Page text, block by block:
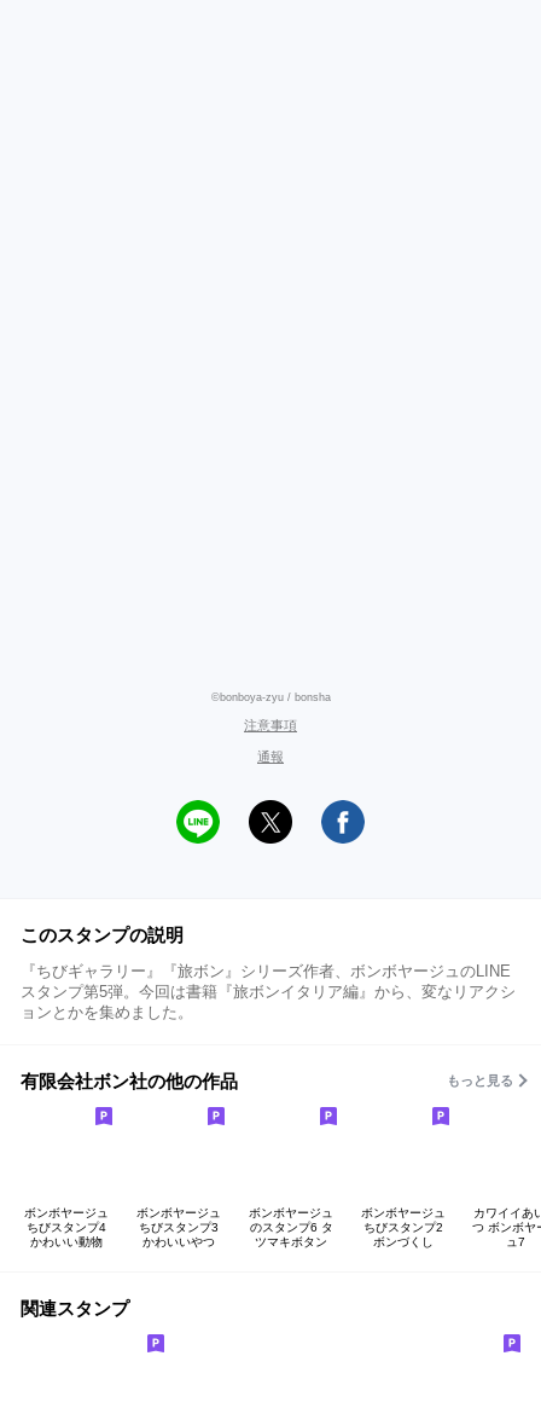
©bonboya-zyu / bonsha
注意事項
通報
このスタンプの説明
『ちびギャラリー』『旅ボン』シリーズ作者、ボンボヤージュのLINE
スタンプ第5弾。今回は書籍『旅ボンイタリア編』から、変なリアクシ
ョンとかを集めました。
有限会社ボン社の他の作品 もっと見る
ボンボヤージュ
ちびスタンプ4
かわいい動物
ボンボヤージュ
ちびスタンプ3
かわいいやつ
ボンボヤージュ
のスタンプ6 タ
ツマキボタン
ボンボヤージュ
ちびスタンプ2
ボンづくし
カワイイあ
つ ボンボヤ
ュ7
関連スタンプ